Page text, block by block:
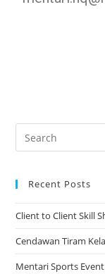
Recent Posts
Client to Client Skill
Cendawan Tiram
Mentari Sports